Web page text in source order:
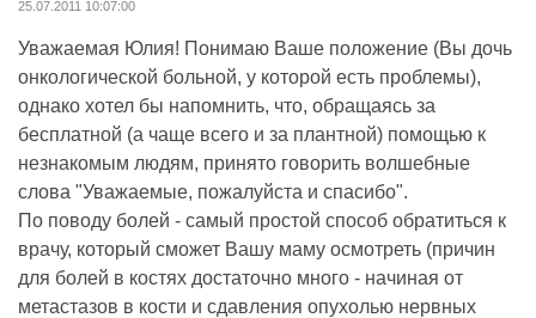
25.07.2011 10:07:00
Уважаемая Юлия! Понимаю Ваше положение (Вы дочь
онкологической больной, у которой есть проблемы),
однако хотел бы напомнить, что, обращаясь за
бесплатной (а чаще всего и за плантной) помощью к
незнакомым людям, принято говорить волшебные
слова "Уважаемые, пожалуйста и спасибо".
По поводу болей - самый простой способ обратиться к
врачу, который сможет Вашу маму осмотреть (причин
для болей в костях достаточно много - начиная от
метастазов в кости и сдавления опухолью нервных